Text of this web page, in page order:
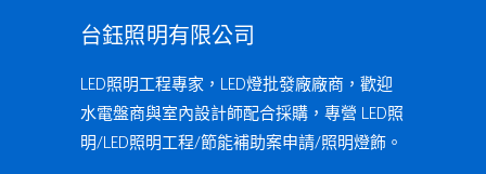
台鈺照明有限公司
LED照明工程專家，LED燈批發廠廠商，歡迎
水電盤商與室內設計師配合採購，專營 LED照
明/LED照明工程/節能補助案申請/照明燈飾。